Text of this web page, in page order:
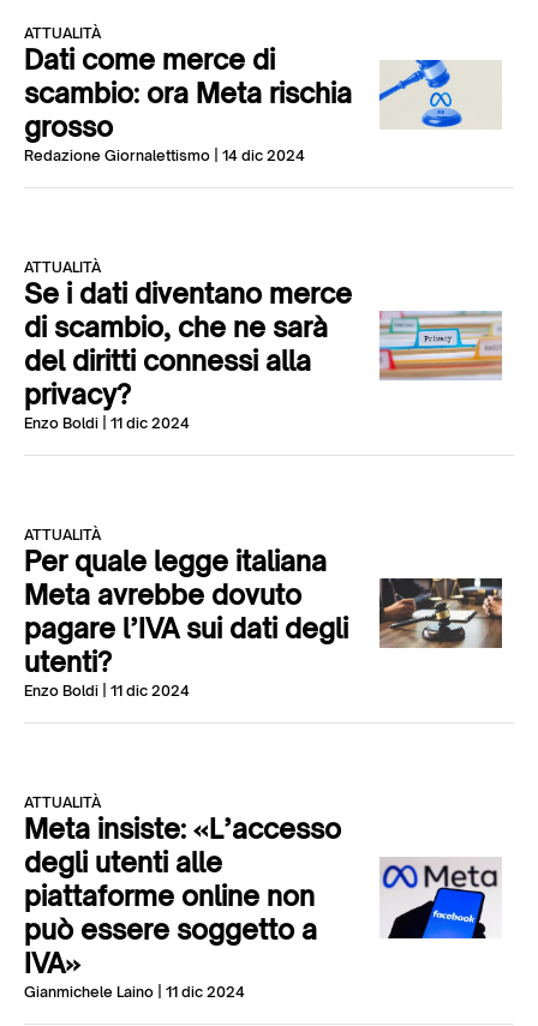
ATTUALITÀ
Dati come merce di
scambio: ora Meta rischia
grosso
Redazione Giornalettismo | 14 dic 2024
ATTUALITÀ
Se i dati diventano merce
di scambio, che ne sarà
del diritti connessi alla
privacy?
Enzo Boldi | 11 dic 2024
ATTUALITÀ
Per quale legge italiana
Meta avrebbe dovuto
pagare l’IVA sui dati degli
utenti?
Enzo Boldi | 11 dic 2024
ATTUALITÀ
Meta insiste: «L’accesso
degli utenti alle
piattaforme online non
può essere soggetto a
IVA»
Gianmichele Laino | 11 dic 2024